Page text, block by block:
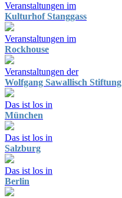
Veranstaltungen im
Kulturhof Stanggass
Veranstaltungen im
Rockhouse
Veranstaltungen der
Wolfgang Sawallisch Stiftung
Das ist los in
München
Das ist los in
Salzburg
Das ist los in
Berlin